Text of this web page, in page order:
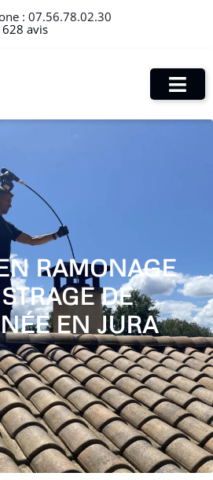
: 07.56.78.02.30
avis
RAMONAGE
DE
EN JURA